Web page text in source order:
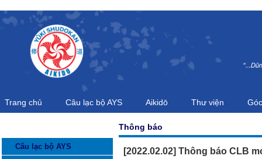
Trang chủ Câu lạc bộ AYS Aikidō Thư viện
Câu lạc bộ AYS
Thông báo
[2022.02.02] Thông báo CLB